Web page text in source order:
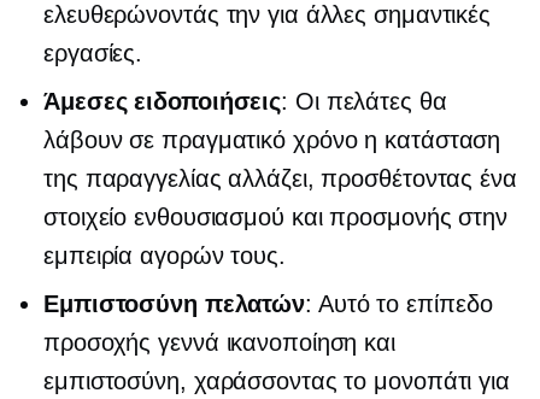
ελευθερώνοντάς την για άλλες σημαντικές
εργασίες.
Άμεσες ειδοποιήσεις: Οι πελάτες θα
λάβουνσε πραγματικό χρόνοη κατάσταση
της παραγγελίας αλλάζει, προσθέτοντας ένα
στοιχείο ενθουσιασμού και προσμονής στην
εμπειρία αγορών τους.
Εμπιστοσύνη πελατών: Αυτό το επίπεδο
προσοχής γεννά ικανοποίηση και
εμπιστοσύνη, χαράσσοντας το μονοπάτι για